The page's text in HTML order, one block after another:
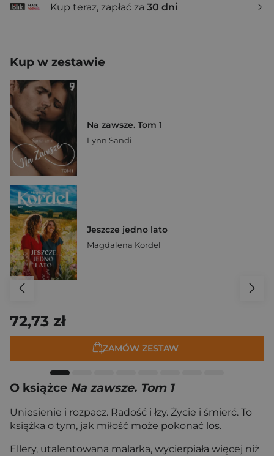
Kup teraz, zapłać za 30 dni
Kup w zestawie
Na zawsze. Tom 1
Lynn Sandi
Jeszcze jedno lato
Magdalena Kordel
72,73 zł
ZAMÓW ZESTAW
O książce Na zawsze. Tom 1
Uniesienie i rozpacz. Radość i łzy. Życie i śmierć. To
książka o tym, jak miłość może pokonać los.
Ellery, utalentowana malarka, wycierpiała więcej niż